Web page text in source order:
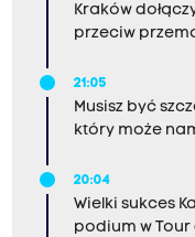
Kraków
przeciw
21:05
Musisz być
który może
20:04
Wielki sukces
podium w Tour